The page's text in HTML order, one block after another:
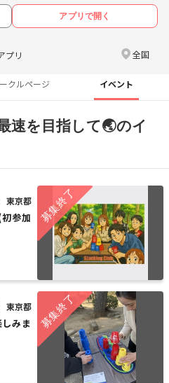
アプリで開く
プリ 全国
クルページ イベント
速を目指して🌏のイ
東京都
参加
東京都
みま